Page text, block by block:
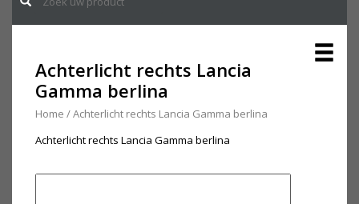
Achterlicht rechts Lancia
Gamma berlina
Home /Achterlicht rechts Lancia Gamma berlina
Achterlicht rechts Lancia Gamma berlina